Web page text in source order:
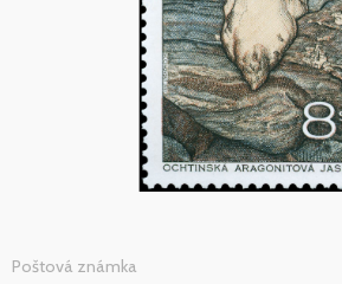
Poštová známka